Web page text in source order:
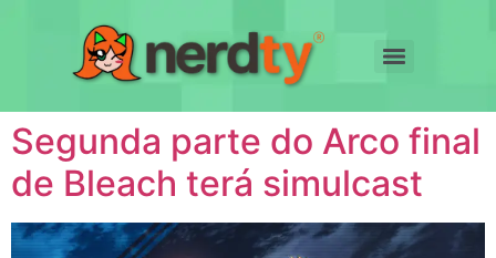
Segunda parte do Arco final
de Bleach terá simulcast​